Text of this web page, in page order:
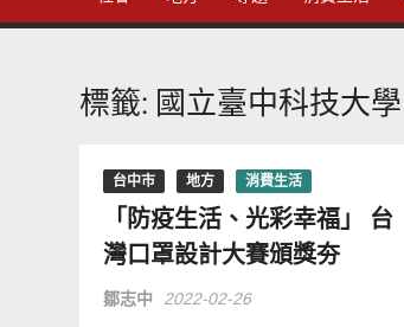
標籤: 國立臺中科技大學
台中市 地方 消費生活
「防疫生活、光彩幸福」 台
灣口罩設計大賽頒獎夯
鄒志中 2022-02-26